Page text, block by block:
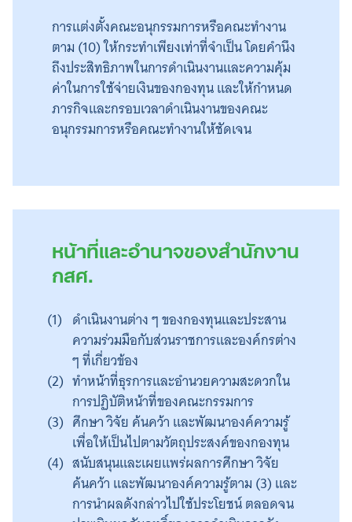
Search
การแต่งตั้งคณะอนุกรรมการหรือคณะทำงาน
ตาม (10) ให้กระทำเพียงเท่าที่จำเป็น โดยคำนึง
ถึงประสิทธิภาพในการดำเนินงานและความคุ้ม
ค่าในการใช้จ่ายเงินของกองทุน และให้กำหนด
ภารกิจและกรอบเวลาดำเนินงานของคณะ
อนุกรรมการหรือคณะทำงานให้ชัดเจน
หน้าที่และอำนาจของสำนักงาน
กสศ.
ดำเนินงานต่าง ๆ ของกองทุนและประสาน
ความร่วมมือกับส่วนราชการและองค์กรต่าง
ๆ ที่เกี่ยวข้อง
ทำหน้าที่ธุรการและอำนวยความสะดวกใน
การปฏิบัติหน้าที่ของคณะกรรมการ
ศึกษา วิจัย ค้นคว้า และพัฒนาองค์ความรู้
เพื่อให้เป็นไปตามวัตถุประสงค์ของกองทุน
สนับสนุนและเผยแพร่ผลการศึกษา วิจัย
ค้นคว้า และพัฒนาองค์ความรู้ตาม (3) และ
การนำผลดังกล่าวไปใช้ประโยชน์ ตลอดจน